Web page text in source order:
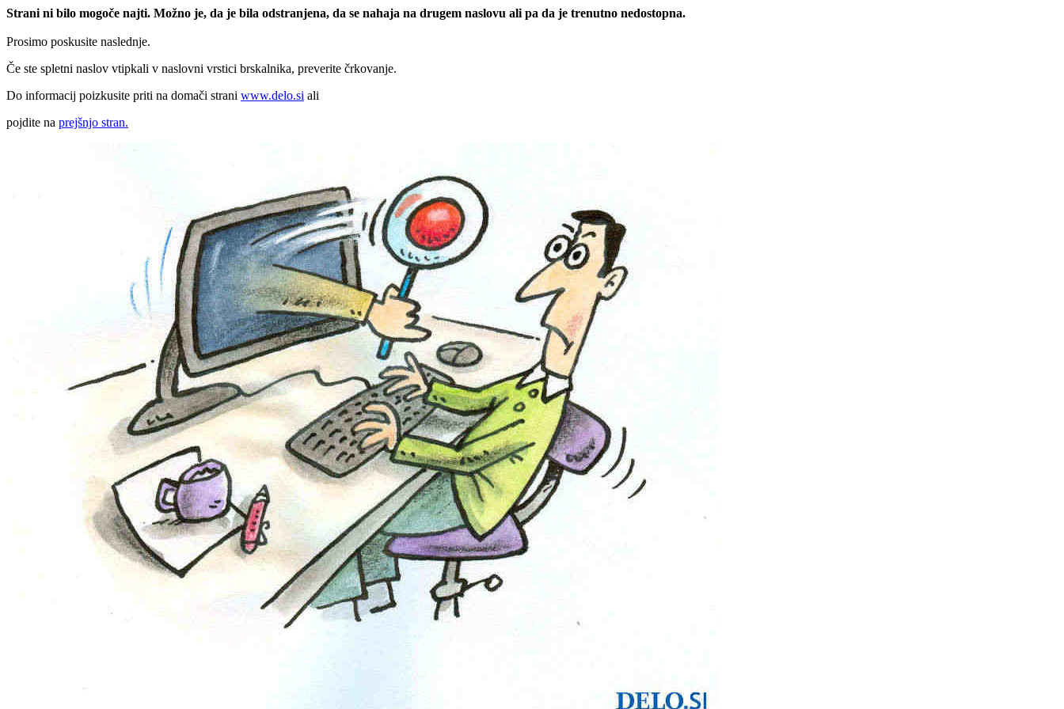
Strani ni bilo mogoče najti. Možno je, da je bila odstranjena, da se nahaja na drugem naslovu ali pa da je trenutno nedostopna.
Prosimo poskusite naslednje.
Če ste spletni naslov vtipkali v naslovni vrstici brskalnika, preverite črkovanje.
Do informacij poizkusite priti na domači strani www.delo.si ali
pojdite na prejšnjo stran.